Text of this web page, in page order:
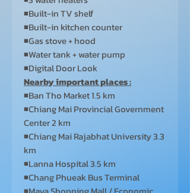
◾Built-in TV shelf
◾Built-in kitchen counter
◾Gas stove + hood
◾Water tank + water pump
◾Digital Door Look
Nearby important places :
◾Ban Tho Market 1.5 km
◾Chiang Mai Provincial Government
Center 2 km
◾Chiang Mai Rajabhat University 3.3
km
◾Lanna Hospital 3.5 km
◾Chang Phueak Bus Terminal